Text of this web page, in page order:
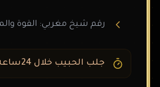
رقم شيخ مغربي: القوة
جلب الحبيب خلال 24ساعه: الحقيقة